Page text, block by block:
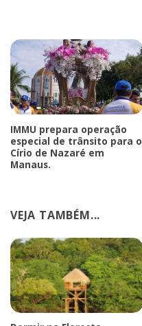
IMMU prepara operação
especial de trânsito para o
Círio de Nazaré em
Manaus.
VEJA TAMBÉM...